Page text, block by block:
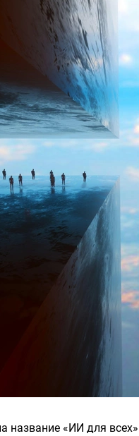
название «ИИ для